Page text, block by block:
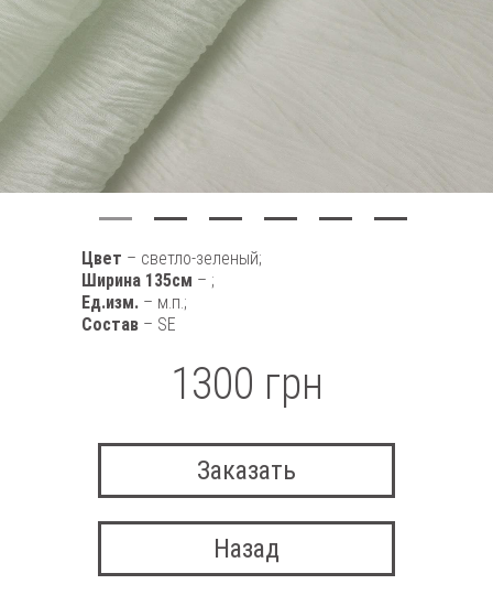
Цвет – светло-зеленый;
Ширина 135см – ;
Ед.изм. – м.п.;
Состав – SE
1300 грн
Заказать
Назад